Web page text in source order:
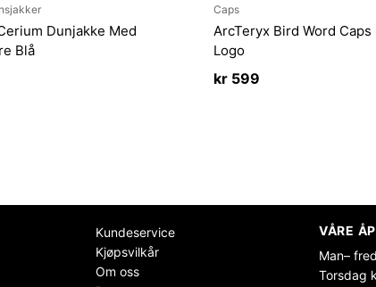
Dunjakke Med
Blå
Caps
ArcTeryx Bird Word
Logo
kr599
Kundeservice
Kjøpsvilkår
Om oss
VÅRE
Man–
Torsdag